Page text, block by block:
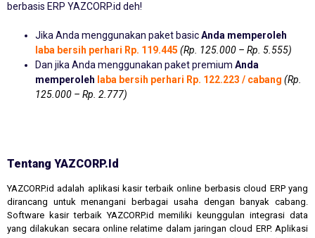
berbasis ERP YAZCORP.id deh!
Jika Anda menggunakan paket basicAnda memperoleh
laba bersih perhari Rp. 119.445 (Rp. 125.000 – Rp. 5.555)
Dan jika Anda menggunakan paket premium Anda
memperoleh laba bersih perhari Rp. 122.223 / cabang (Rp.
125.000 – Rp. 2.777)
Tentang YAZCORP.id
YAZCORP.id adalah aplikasi kasir terbaik online berbasis cloud ERP yang
dirancang untuk menangani berbagai usaha dengan banyak cabang.
Software kasir terbaik YAZCORP.id memiliki keunggulan integrasi data
yang dilakukan secara online relatime dalam jaringan cloud ERP. Aplikasi